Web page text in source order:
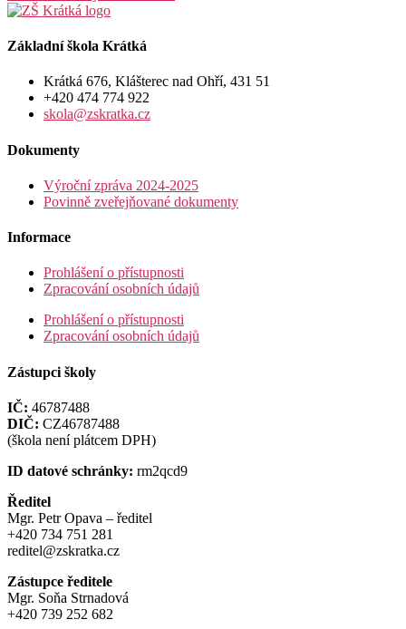
Základní škola Krátká
Krátká 676, Klášterec nad Ohří, 431 51
+420 474 774 922
skola@zskratka.cz
Dokumenty
Výroční zpráva 2024-2025
Povinně zveřejňované dokumenty
Informace
Prohlášení o přístupnosti
Zpracování osobních údajů
Prohlášení o přístupnosti
Zpracování osobních údajů
Zástupci školy
IČ: 46787488
DIČ: CZ46787488
(škola není plátcem DPH)
ID datové schránky: rm2qcd9
Ředitel
Mgr. Petr Opava – ředitel
+420 734 751 281
reditel@zskratka.cz
Zástupce ředitele
Mgr. Soňa Strnadová
+420 739 252 682